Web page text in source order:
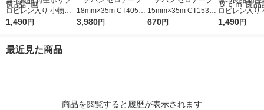
ロピレン入り 小物収
納ケース 大 ホワイト
ｍ 良品計画
1,490円
18mm×35m CT405A
P-18 1セット（10巻
3,980円
15mm×35m CT1535-
5P 1パック（5巻入）
670円
ロピレン入り
納ケース ワイ
1,490円
最近見た商品
商品を閲覧すると履歴が表示されます